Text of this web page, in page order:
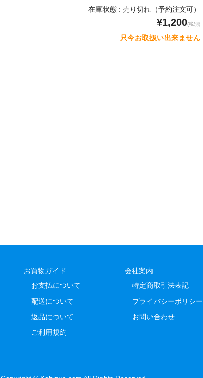
在庫状態 : 売り切れ（予約注文可）
¥1,200(税別)
只今お取扱い出来ません
お買物ガイド
お支払について
配送について
返品について
ご利用規約
会社案内
特定商取引法表記
プライバシーポリシー
お問い合わせ